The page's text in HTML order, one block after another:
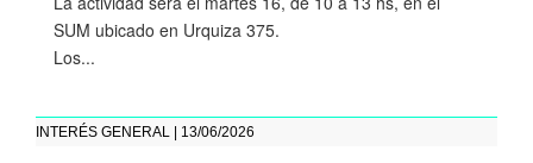
SUM ubicado en Urquiza 375.
Los...
INTERÉS GENERAL | 13/06/2026